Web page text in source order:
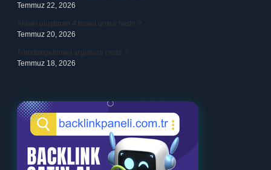
Temmuz 22, 2026
Ahlaki oluşturan 4 temel unsur nedir ?
Temmuz 20, 2026
Tümdengelimsel argüman nedir ?
Temmuz 18, 2026